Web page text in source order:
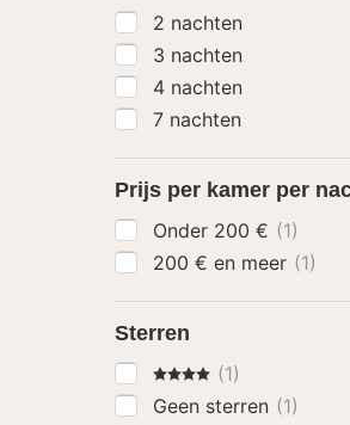
2 nachten
3 nachten
4 nachten
7 nachten
Prijs per kamer per
Onder 200 € (1)
200 € en meer (1)
Sterren
4 Sterren
(1)
Geen sterren (1)